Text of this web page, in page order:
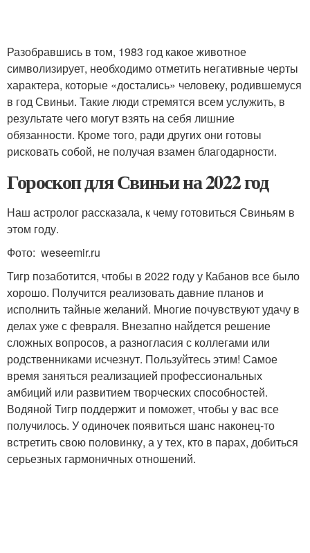
Разобравшись в том, 1983 год какое животное
символизирует, необходимо отметить негативные черты
характера, которые «достались» человеку, родившемуся
в год Свиньи. Такие люди стремятся всем услужить, в
результате чего могут взять на себя лишние
обязанности. Кроме того, ради других они готовы
рисковать собой, не получая взамен благодарности.
Гороскоп для Свиньи на 2022 год
Наш астролог рассказала, к чему готовиться Свиньям в
этом году.
Фото: weseemir.ru
Тигр позаботится, чтобы в 2022 году у Кабанов все было
хорошо. Получится реализовать давние планов и
исполнить тайные желаний. Многие почувствуют удачу в
делах уже с февраля. Внезапно найдется решение
сложных вопросов, а разногласия с коллегами или
родственниками исчезнут. Пользуйтесь этим! Самое
время заняться реализацией профессиональных
амбиций или развитием творческих способностей.
Водяной Тигр поддержит и поможет, чтобы у вас все
получилось. У одиночек появиться шанс наконец-то
встретить свою половинку, а у тех, кто в парах, добиться
серьезных гармоничных отношений.